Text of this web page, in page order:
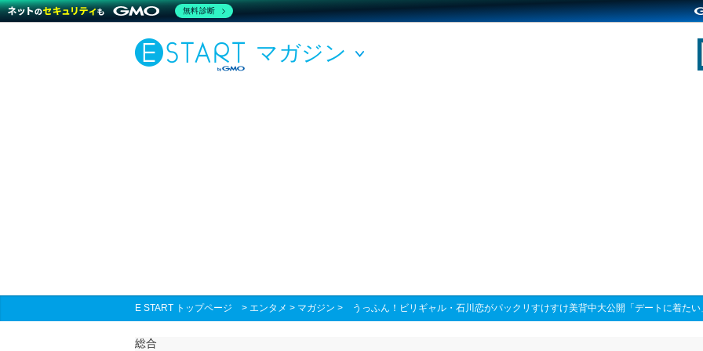
マガジン
E START トップページ > エンタメ > マガジン > うっふん！ビリギャル・石川恋がパックリすけすけ美背中大公開「デートに着たい
総合
無料診断